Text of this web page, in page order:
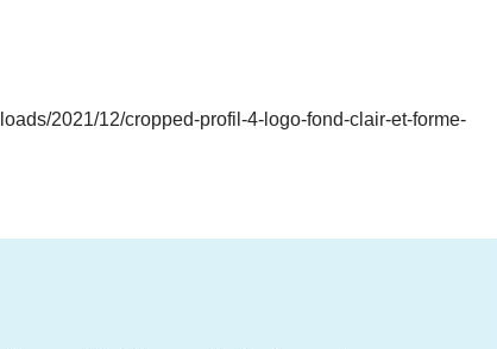
2021/12/cropped-profil-4-logo-fond-clair-et-forme-